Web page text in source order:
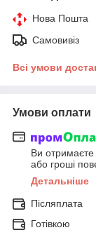
Нова Пошта
Самовивіз
Всі умови
Умови оплати
Ви
або гроші
Детальніше
Післяплата
Готівкою